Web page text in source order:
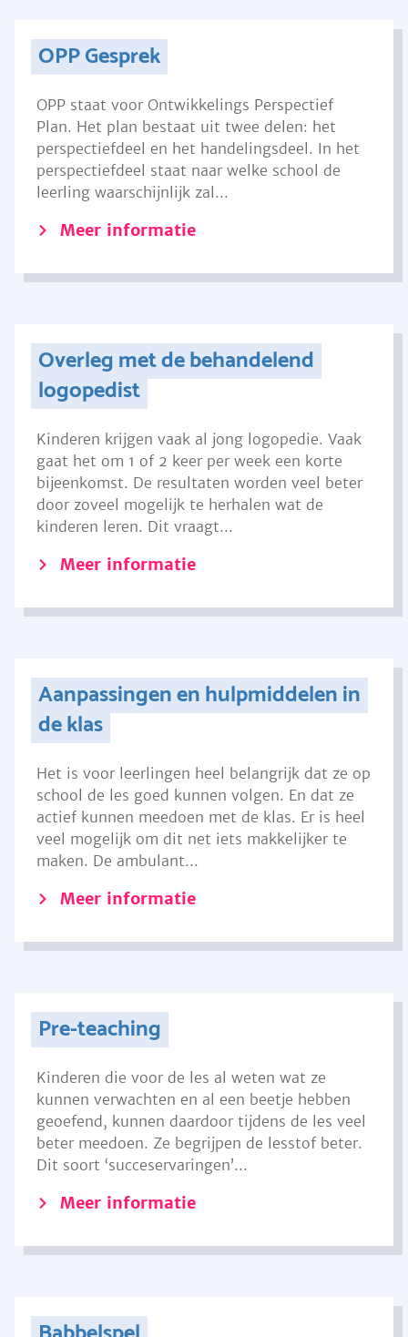
OPP Gesprek
OPP staat voor Ontwikkelings Perspectief
Plan. Het plan bestaat uit twee delen: het
perspectiefdeel en het handelingsdeel. In het
perspectiefdeel staat naar welke school de
leerling waarschijnlijk zal...
Meer informatie
Overleg met de behandelend
logopedist
Kinderen krijgen vaak al jong logopedie. Vaak
gaat het om 1 of 2 keer per week een korte
bijeenkomst. De resultaten worden veel beter
door zoveel mogelijk te herhalen wat de
kinderen leren. Dit vraagt...
Meer informatie
Aanpassingen en hulpmiddelen in
de klas
Het is voor leerlingen heel belangrijk dat ze op
school de les goed kunnen volgen. En dat ze
actief kunnen meedoen met de klas. Er is heel
veel mogelijk om dit net iets makkelijker te
maken. De ambulant...
Meer informatie
Pre-teaching
Kinderen die voor de les al weten wat ze
kunnen verwachten en al een beetje hebben
geoefend, kunnen daardoor tijdens de les veel
beter meedoen. Ze begrijpen de lesstof beter.
Dit soort ‘succeservaringen’...
Meer informatie